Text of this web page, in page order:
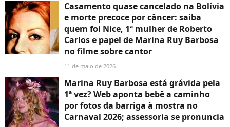
Casamento quase cancelado na Bolívia
e morte precoce por câncer: saiba
quem foi Nice, 1ª mulher de Roberto
Carlos e papel de Marina Ruy Barbosa
no filme sobre cantor
11 de maio de 2026
Marina Ruy Barbosa está grávida pela
1ª vez? Web aponta bebê a caminho
por fotos da barriga à mostra no
Carnaval 2026; assessoria se pronuncia